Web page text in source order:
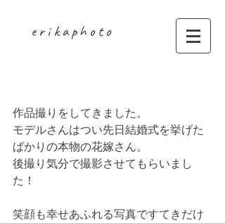
erikaphoto
作品撮りをしてきました。
モデルさんはつい先日結婚式を挙げた
ばかりの本物の花嫁さん。
後撮り気分で撮影させてもらいまし
た！
笑顔も幸せあふれる写真ですてきだけ